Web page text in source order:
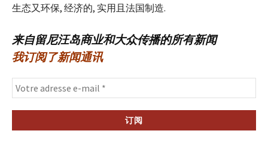
生态又环保, 经济的, 实用且法国制造.
来自留尼汪岛商业和大众传播的所有新闻
我订阅了新闻通讯